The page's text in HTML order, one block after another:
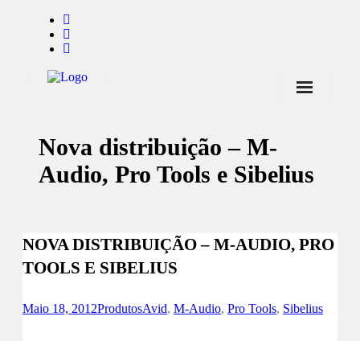
Notícias
Marcas
Pontos de Venda
Promoções
Contactos
Nova distribuição – M-
Audio, Pro Tools e Sibelius
NOVA DISTRIBUIÇÃO – M-AUDIO, PRO
TOOLS E SIBELIUS
Maio 18, 2012ProdutosAvid, M-Audio, Pro Tools, Sibelius